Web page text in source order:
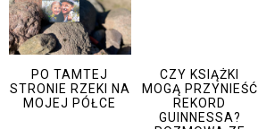
PO TAMTEJ
STRONIE RZEKI NA
MOJEJ PÓŁCE
CZY KSIĄŻKI
MOGĄ PRZYNIEŚĆ
REKORD
GUINNESSA?